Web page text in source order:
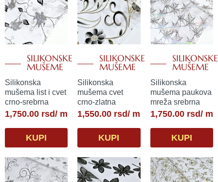
SILIKONSKE
MUŠEME
Silikonska
mušema list i cvet
crno-srebrna
1,750.00 rsd/ m
KUPI
SILIKONSKE
MUŠEME
Silikonska
mušema cvet
crno-zlatna
1,550.00 rsd/ m
KUPI
SILIKONSKE
MUŠEME
Silikonska
mušema paukova
mreža srebrna
1,750.00rsd/ m
KUPI